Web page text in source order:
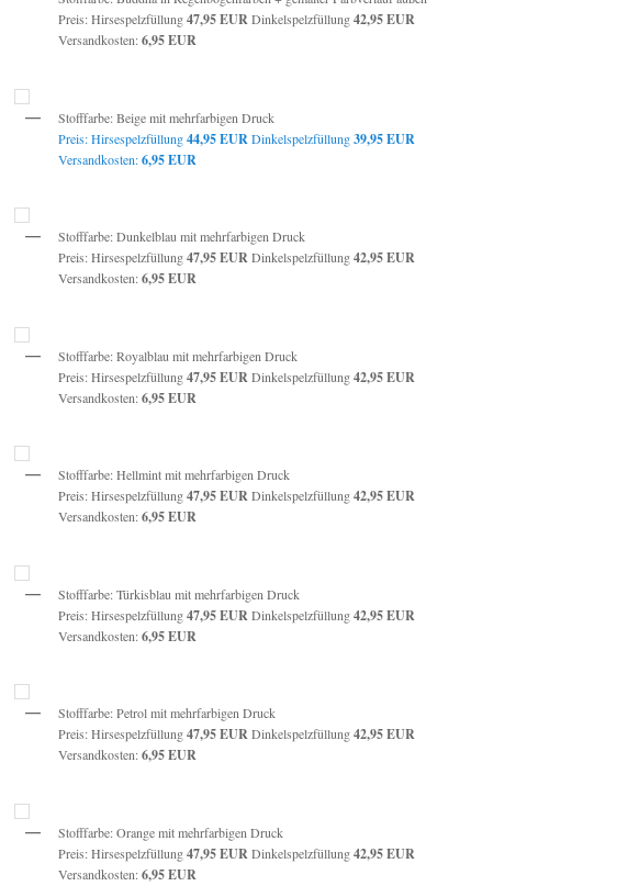
Preis: Hirsespelzfüllung47,95EURDinkelspelzfüllung42,95EUR
Versandkosten:6,95 EUR
Stofffarbe: Beige mit mehrfarbigen Druck
Preis: Hirsespelzfüllung44,95 EURDinkelspelzfüllung39,95EUR
Versandkosten:6,95 EUR
Stofffarbe: Dunkelblau mit mehrfarbigen Druck
Preis: Hirsespelzfüllung47,95EURDinkelspelzfüllung42,95EUR
Versandkosten:6,95 EUR
Stofffarbe: Royalblau mit mehrfarbigen Druck
Preis: Hirsespelzfüllung47,95 EURDinkelspelzfüllung42,95 EUR
Versandkosten:6,95 EUR
Stofffarbe: Hellmint mit mehrfarbigen Druck
Preis: Hirsespelzfüllung47,95 EURDinkelspelzfüllung42,95EUR
Versandkosten:6,95 EUR
Stofffarbe: Türkisblau mit mehrfarbigen Druck
Preis: Hirsespelzfüllung47,95 EURDinkelspelzfüllung42,95EUR
Versandkosten:6,95 EUR
Stofffarbe: Petrol mit mehrfarbigen Druck
Preis: Hirsespelzfüllung47,95 EURDinkelspelzfüllung42,95EUR
Versandkosten:6,95 EUR
Stofffarbe: Orange mit mehrfarbigen Druck
Preis: Hirsespelzfüllung47,95EURDinkelspelzfüllung42,95EUR
Versandkosten:6,95 EUR